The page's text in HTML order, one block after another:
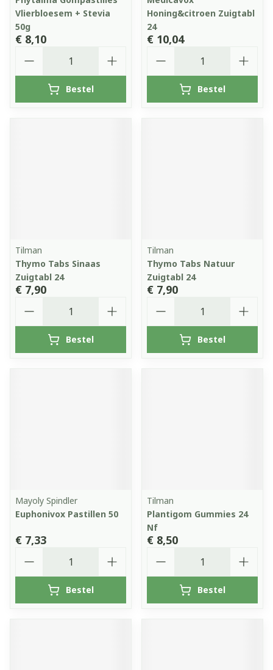
Vlierbloesem + Stevia
50g
€ 8,10
Bestel
Honing&citroen Zuigtabl
24
€ 10,04
Bestel
Tilman
Thymo Tabs Sinaas
Zuigtabl 24
€ 7,90
Bestel
Tilman
Thymo Tabs Natuur
Zuigtabl 24
€ 7,90
Bestel
Mayoly Spindler
Euphonivox Pastillen 50
€ 7,33
Bestel
Tilman
Plantigom Gummies 24
Nf
€ 8,50
Bestel